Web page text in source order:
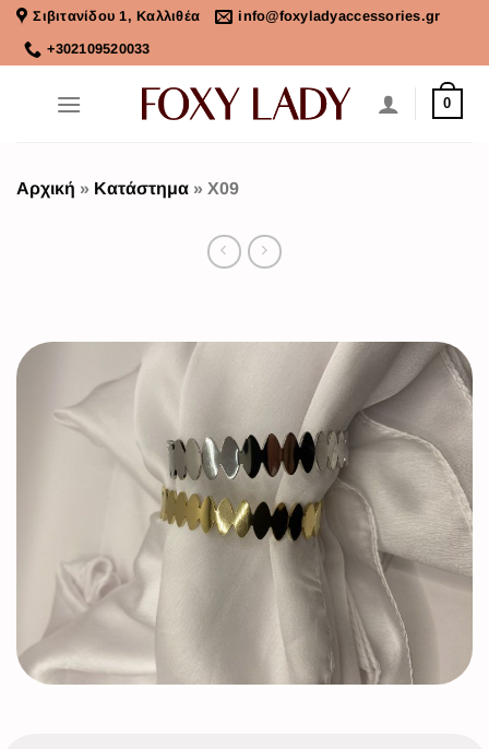
Σιβιτανίδου 1, Καλλιθέα
info@foxyladyaccessories.gr
+302109520033
0
Αρχική » Κατάστημα » X09